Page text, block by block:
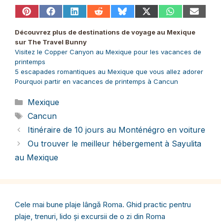
Share
Pinterest
Share
Facebook
Share
LinkedIn
Share
Reddit
Share
Bluesky
Share
X
(Twitter)
Share
WhatsApp
Share
Email
Découvrez plus de destinations de voyage au Mexique
sur The Travel Bunny
Visitez le Copper Canyon au Mexique pour les vacances de
printemps
5 escapades romantiques au Mexique que vous allez adorer
Pourquoi partir en vacances de printemps à Cancun
Catégories
Mexique
Étiquettes
Cancun
Itinéraire de 10 jours au Monténégro en voiture
Ou trouver le meilleur hébergement à Sayulita
au Mexique
Cele mai bune plaje lângă Roma. Ghid practic pentru
plaje, trenuri, lido și excursii de o zi din Roma